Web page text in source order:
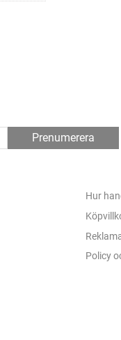
Prenumerera
Hur
Policy